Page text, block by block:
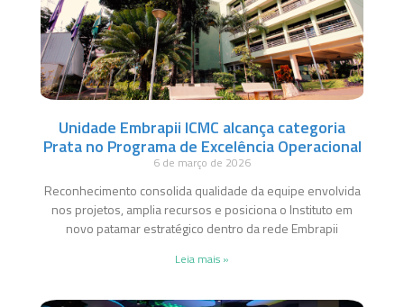
Unidade Embrapii ICMC alcança categoria
Prata no Programa de Excelência Operacional
6 de março de 2026
Reconhecimento consolida qualidade da equipe envolvida
nos projetos, amplia recursos e posiciona o Instituto em
novo patamar estratégico dentro da rede Embrapii
Leia mais »